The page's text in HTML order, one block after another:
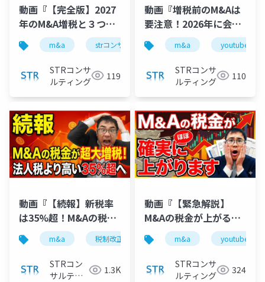
動画『【完全版】2027
年のM&A増税と３つの
節税策を専門税理士が
徹底解説！』で投影し
たスライド
m&a strコンサルティング 公認会計士
STRコンサ
ルティング
119
動画『増税前のM&Aは
要注意！2026年に会社
を売る６つのリスクを
解説』で投影したスラ
m&a youtube
STRコンサ
ルティング
110
動画『【続報】新税率
は35%超！M&Aの税金
が大幅増税｜3.5億円か
ら対象に』で投影した
m&a 税制改正 税金ミニマム課税 税理士
STRコン
サルティ
1.3K
動画『【緊急解説】
M&Aの税金が上がる！
「ミニマム課税」の対
象拡大と実質増税の衝
撃』で投影した資料
m&a youtube
STRコンサ
ルティング
324